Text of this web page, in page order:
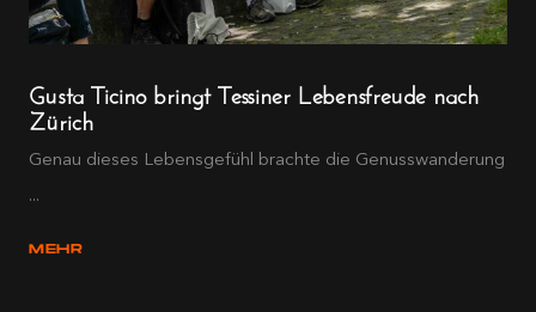
Gusta Ticino bringt Tessiner Lebensfreude nach
Zürich
Genau dieses Lebensgefühl brachte die Genusswanderung
...
MEHR